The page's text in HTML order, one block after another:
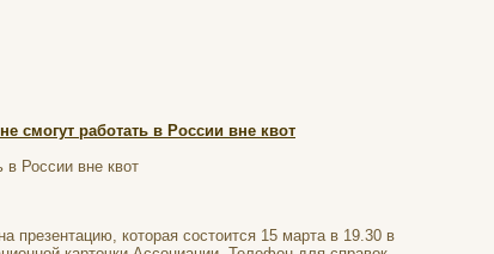
смогут работать в России вне квот
в России вне квот
презентацию, которая состоится 15 марта в 19.30 в